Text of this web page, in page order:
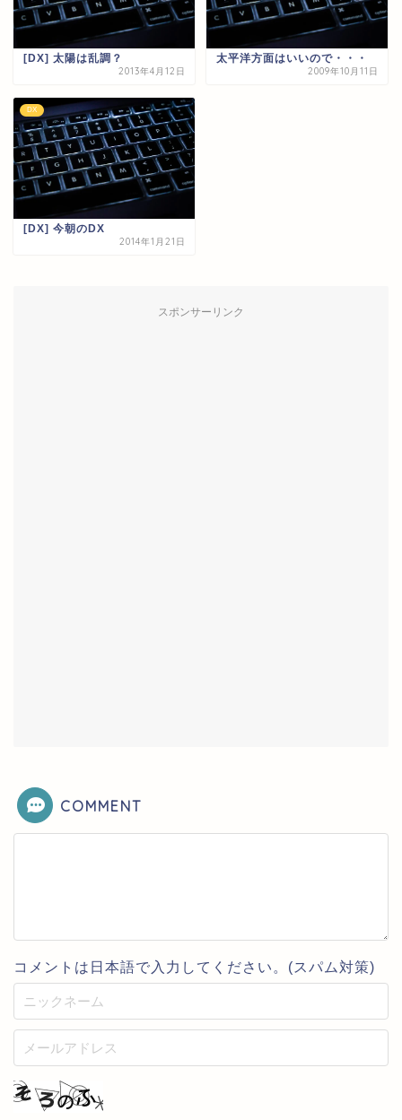
[DX] 太陽は乱調？
2013年4月12日
太平洋方面はいいので・・・
2009年10月11日
DX
[DX] 今朝のDX
2014年1月21日
スポンサーリンク
COMMENT
コメントは日本語で入力してください。(スパム対策)